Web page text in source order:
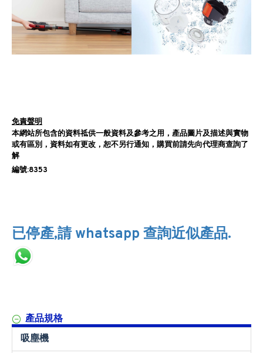
免責聲明
本網站所包含的資料祗供一般資料及參考之用，產品圖片及描述與實物
或有區別，資料如有更改，恕不另行通知，購買前請先向代理商查詢了
解
編號:8353
已停產,請 whatsapp 查詢近似產品.
產品規格
吸塵機